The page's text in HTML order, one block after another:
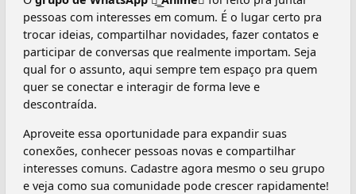
pessoas com interesses em comum. É o lugar certo pra
trocar ideias, compartilhar novidades, fazer contatos e
participar de conversas que realmente importam. Seja
qual for o assunto, aqui sempre tem espaço pra quem
quer se conectar e interagir de forma leve e
descontraída.
Aproveite essa oportunidade para expandir suas
conexões, conhecer pessoas novas e compartilhar
interesses comuns. Cadastre agora mesmo o seu grupo
e veja como sua comunidade pode crescer rapidamente!